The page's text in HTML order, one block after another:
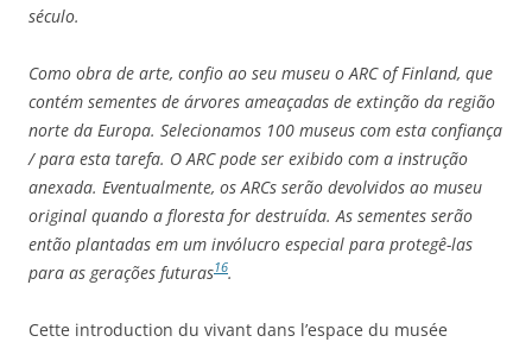
século.
Como obra de arte, confio ao seu museu o ARC of Finland, que
contém sementes de árvores ameaçadas de extinção da região
norte da Europa. Selecionamos 100 museus com esta confiança
/ para esta tarefa. O ARC pode ser exibido com a instrução
anexada. Eventualmente, os ARCs serão devolvidos ao museu
original quando a floresta for destruída. As sementes serão
então plantadas em um invólucro especial para protegê-las
para as gerações futuras16.
Cette introduction du vivant dans l’espace du musée